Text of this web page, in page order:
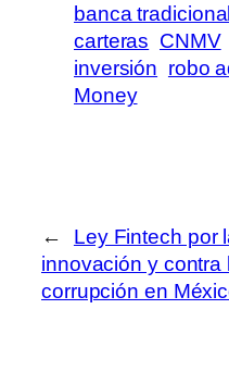
banca tradicional
carteras CNMV
inversión robo
Money
←
Ley Fintech por
innovación y contra
corrupción en